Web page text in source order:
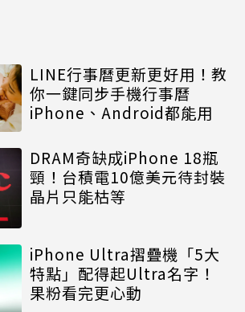
LINE行事曆更新更好用！教
你一鍵同步手機行事曆
iPhone、Android都能用
DRAM奇缺成iPhone 18瓶
頸！台積電10億美元待封裝
晶片只能枯等
iPhone Ultra摺疊機「5大
特點」配得起Ultra名字！
果粉看完更心動